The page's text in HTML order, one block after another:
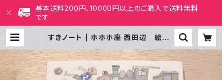
基本送料200円、10000円以上のご購入で送料無料
です
すきノート | ホホホ座 西田辺 絵本・